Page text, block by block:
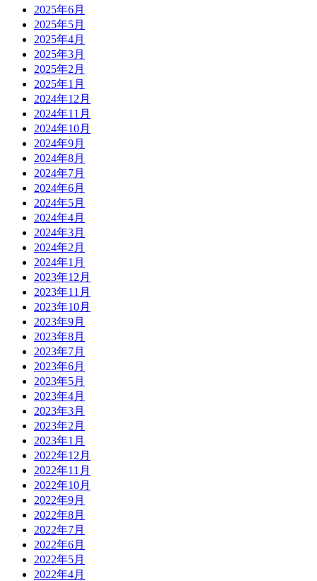
2025年6月
2025年5月
2025年4月
2025年3月
2025年2月
2025年1月
2024年12月
2024年11月
2024年10月
2024年9月
2024年8月
2024年7月
2024年6月
2024年5月
2024年4月
2024年3月
2024年2月
2024年1月
2023年12月
2023年11月
2023年10月
2023年9月
2023年8月
2023年7月
2023年6月
2023年5月
2023年4月
2023年3月
2023年2月
2023年1月
2022年12月
2022年11月
2022年10月
2022年9月
2022年8月
2022年7月
2022年6月
2022年5月
2022年4月